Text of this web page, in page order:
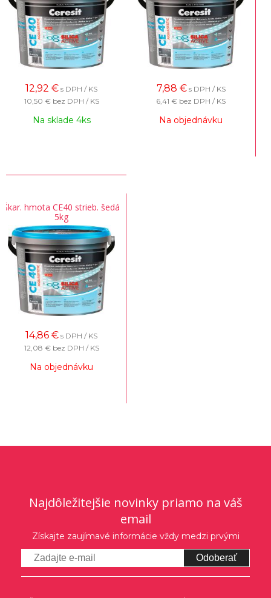
12,92 € s DPH / KS
10,50 € bez DPH / KS
Na sklade 4ks
7,88 € s DPH / KS
6,41 € bez DPH / KS
Na objednávku
Škar. hmota CE40 strieb. šedá
5kg
14,86 € s DPH / KS
12,08 € bez DPH / KS
Na objednávku
Najdôležitejšie novinky priamo na váš
email
Získajte zaujímavé informácie vždy medzi prvými
Odoberať